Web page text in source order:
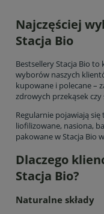
Najczęściej
Stacja Bio
Bestsellery Stacja Bio
wyborów naszych
kupowane i polecane –
zdrowych przekąsek czy
Regularnie pojawiają
liofilizowane, nasiona,
pakowane w Stacja Bio
Dlaczego
Stacja Bio?
Naturalne składy